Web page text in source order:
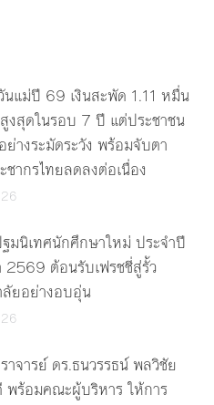
นแม่ปี 69 เงินสะพัด 1.11 หมื่น
งสุดในรอบ 7 ปี แต่ประชาชน
ย่างระมัดระวัง พร้อมจับตา
ากรไทยลดลงต่อเนื่อง
มนิเทศนักศึกษาใหม่ ประจำปี
2569 ต้อนรับเฟรชชี่สู่รั้ว
ยอย่างอบอุ่น
าจารย์ ดร.ธนวรรธน์ พลวิชัย
พร้อมคณะผู้บริหาร ให้การ